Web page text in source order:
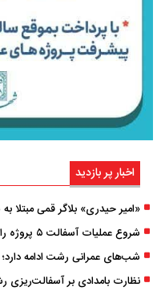
اخبار پر بازدید